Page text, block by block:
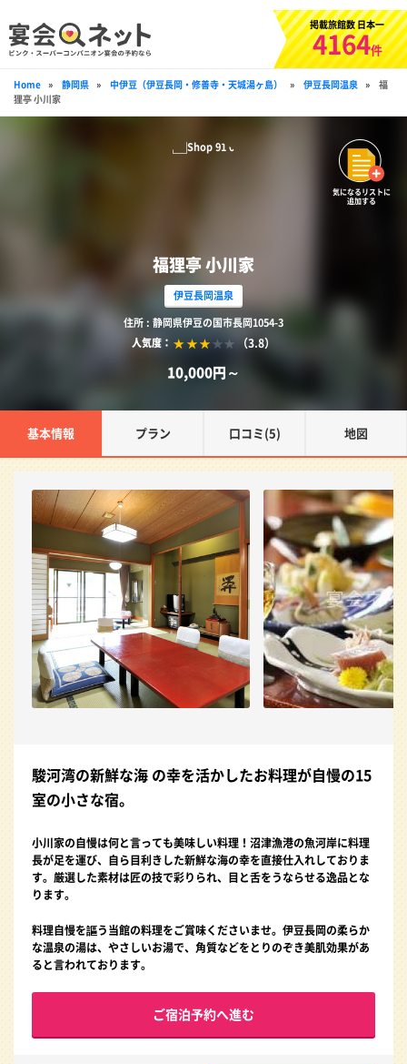
掲載旅館数 日本一
4164件
Home » 静岡県 » 中伊豆（伊豆長岡・修善寺・天城湯ヶ島） » 伊豆長岡温泉 »
福
狸亭 小川家
福狸亭 小川家
伊豆長岡温泉
住所 : 静岡県伊豆の国市長岡1054-3
人気度：
（3.8）
10,000円～
気になるリストに
追加する
基本情報 プラン 口コミ(5) 地図
駿河湾の新鮮な海 の幸を活かしたお料理が自慢の15
室の小さな宿。
小川家の自慢は何と言っても美味しい料理！沼津漁港の魚河岸に料理
長が足を運び、自ら目利きした新鮮な海の幸を直接仕入れしておりま
す。厳選した素材は匠の技で彩りられ、目と舌をうならせる逸品とな
ります。
料理自慢を謳う当館の料理をご賞味くださいませ。伊豆長岡の柔らか
な温泉の湯は、やさしいお湯で、角質などをとりのぞき美肌効果があ
ると言われております。
ご宿泊予約へ進む